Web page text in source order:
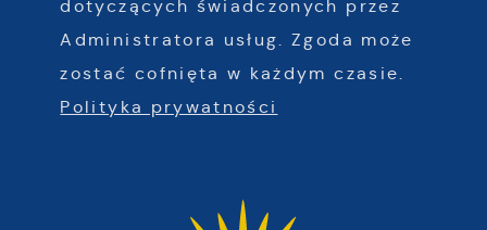
dotyczących świadczonych przez
Administratora usług. Zgoda może
zostać cofnięta w każdym czasie.
Polityka prywatności